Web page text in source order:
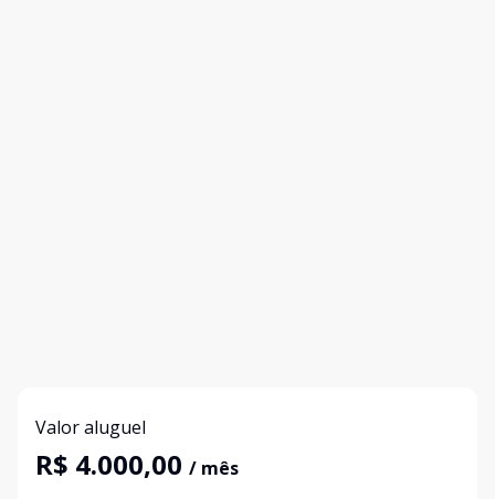
Valor aluguel
R$ 4.000,00 / mês